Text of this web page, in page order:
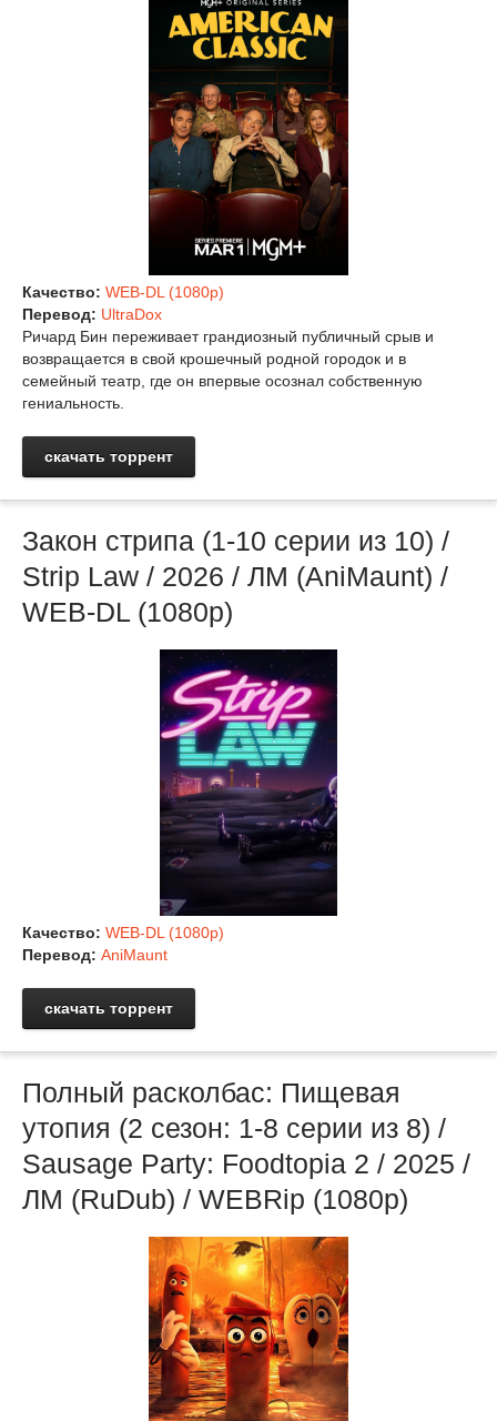
Качество: WEB-DL (1080p)
Перевод: UltraDox
Ричард Бин переживает грандиозный публичный срыв и
возвращается в свой крошечный родной городок и в
семейный театр, где он впервые осознал собственную
гениальность.
скачать торрент
Закон стрипа (1-10 серии из 10) /
Strip Law / 2026 / ЛМ (AniMaunt) /
WEB-DL (1080p)
Качество: WEB-DL (1080p)
Перевод: AniMaunt
скачать торрент
Полный расколбас: Пищевая
утопия (2 сезон: 1-8 серии из 8) /
Sausage Party: Foodtopia 2 / 2025 /
ЛМ (RuDub) / WEBRip (1080p)